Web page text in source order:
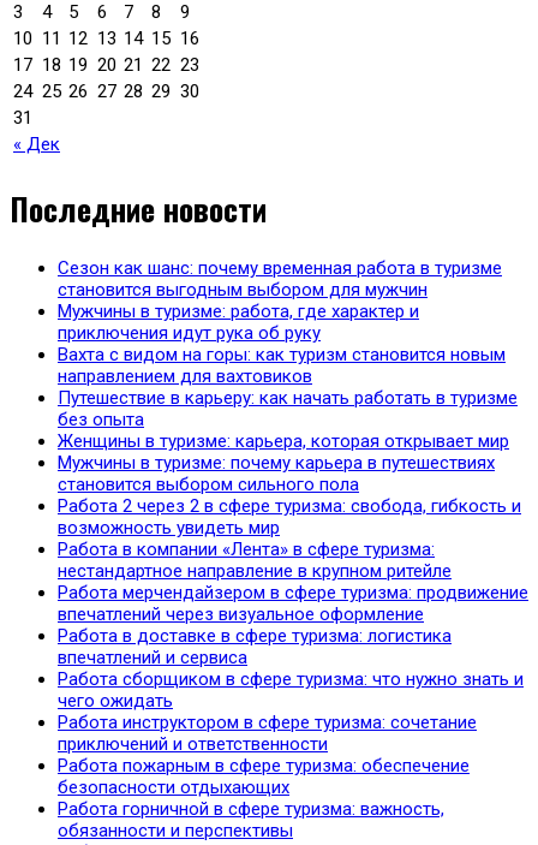
« Дек
3
4 5 6 7 8
9
10 11 12 13 14 15 16
17 18 19 20 21 22 23
24 25 26 27 28 29 30
31
Последние новости
Сезон как шанс: почему временная работа в туризме
становится выгодным выбором для мужчин
Мужчины в туризме: работа, где характер и
приключения идут рука об руку
Вахта с видом на горы: как туризм становится новым
направлением для вахтовиков
Путешествие в карьеру: как начать работать в туризме
без опыта
Женщины в туризме: карьера, которая открывает мир
Мужчины в туризме: почему карьера в путешествиях
становится выбором сильного пола
Работа 2 через 2 в сфере туризма: свобода, гибкость и
возможность увидеть мир
Работа в компании «Лента» в сфере туризма:
нестандартное направление в крупном ритейле
Работа мерчендайзером в сфере туризма: продвижение
впечатлений через визуальное оформление
Работа в доставке в сфере туризма: логистика
впечатлений и сервиса
Работа сборщиком в сфере туризма: что нужно знать и
чего ожидать
Работа инструктором в сфере туризма: сочетание
приключений и ответственности
Работа пожарным в сфере туризма: обеспечение
безопасности отдыхающих
Работа горничной в сфере туризма: важность,
обязанности и перспективы